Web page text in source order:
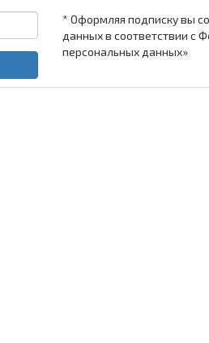
* Оформляя подписку вы
данных в соответствии с
персональных данных»